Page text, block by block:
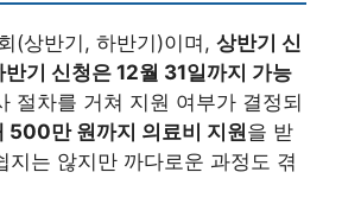
(상반기, 하반기)이며, 상반기 신
기 신청은 12월 31일까지 가능
절차를 거쳐 지원 여부가 결정되
500만 원까지 의료비 지원을 받
지는 않지만 까다로운 과정도 겪